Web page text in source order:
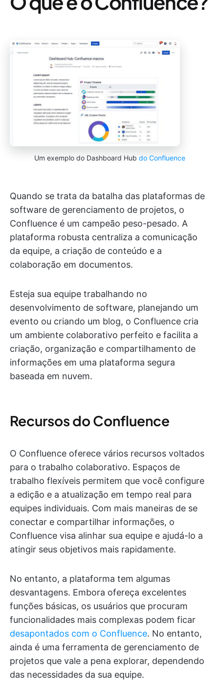
Um exemplo do Dashboard Hub do Confluence
Quando se trata da batalha das plataformas de
software de gerenciamento de projetos, o
Confluence é um campeão peso-pesado. A
plataforma robusta centraliza a comunicação
da equipe, a criação de conteúdo e a
colaboração em documentos.
Esteja sua equipe trabalhando no
desenvolvimento de software, planejando um
evento ou criando um blog, o Confluence cria
um ambiente colaborativo perfeito e facilita a
criação, organização e compartilhamento de
informações em uma plataforma segura
baseada em nuvem.
Recursos do Confluence
O Confluence oferece vários recursos voltados
para o trabalho colaborativo. Espaços de
trabalho flexíveis permitem que você configure
a edição e a atualização em tempo real para
equipes individuais. Com mais maneiras de se
conectar e compartilhar informações, o
Confluence visa alinhar sua equipe e ajudá-lo a
atingir seus objetivos mais rapidamente.
No entanto, a plataforma tem algumas
desvantagens. Embora ofereça excelentes
funções básicas, os usuários que procuram
funcionalidades mais complexas podem ficar
desapontados com o Confluence. No entanto,
ainda é uma ferramenta de gerenciamento de
projetos que vale a pena explorar, dependendo
das necessidades da sua equipe.